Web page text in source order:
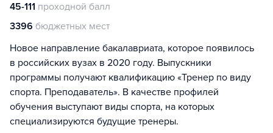
45-111 проходной балл
3396 бюджетных мест
Новое направление бакалавриата, которое появилось
в российских вузах в 2020 году. Выпускники
программы получают квалификацию «Тренер по виду
спорта. Преподаватель». В качестве профилей
обучения выступают виды спорта, на которых
специализируются будущие тренеры.